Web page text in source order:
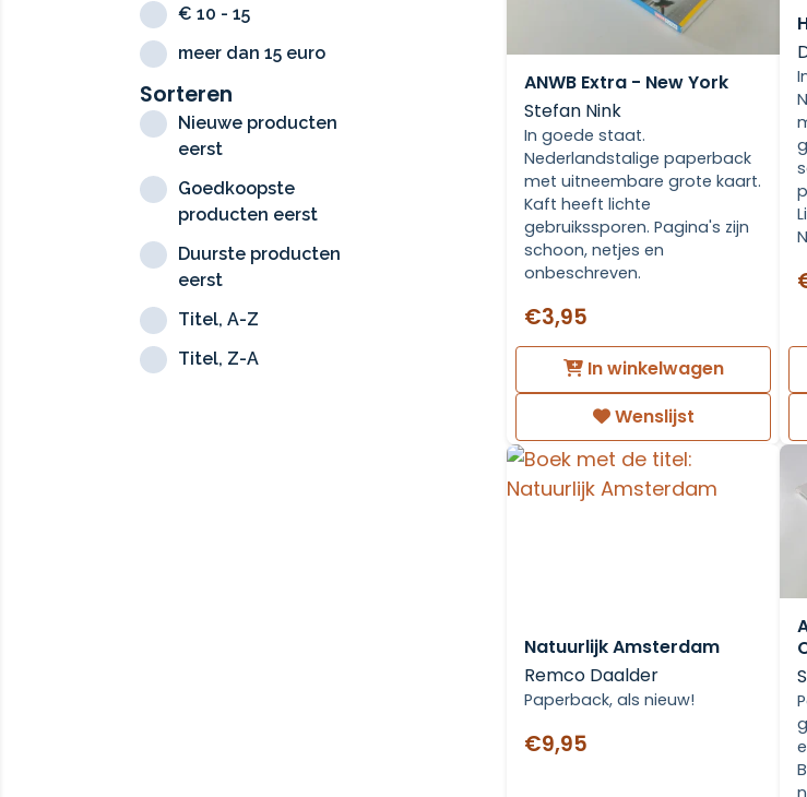
€ 10 - 15
meer dan 15 euro
Sorteren
Nieuwe producten
eerst
Goedkoopste
producten eerst
Duurste producten
eerst
Titel, A-Z
Titel, Z-A
ANWB Extra - New York
Stefan Nink
In goede staat.
Nederlandstalige paperback
met uitneembare grote kaart.
Kaft heeft lichte
gebruikssporen. Pagina's zijn
schoon, netjes en
onbeschreven.
€3,95
In winkelwagen
Wenslijst
Natuurlijk Amsterdam
Remco Daalder
Paperback, als nieuw!
€9,95